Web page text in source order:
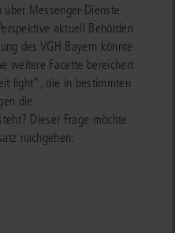
Messenger-Dienste
aktuell Behörden
des VGH Bayern könnte
weitere Facette bereichert
light“, die in bestimmten
die
Dieser Frage möchte
nachgehen.